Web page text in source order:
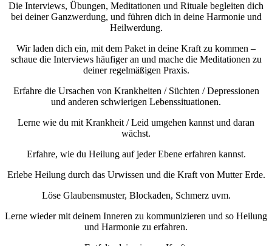
Die Interviews, Übungen, Meditationen und Rituale begleiten dich
bei deiner Ganzwerdung, und führen dich in deine Harmonie und
Heilwerdung.
Wir laden dich ein, mit dem Paket in deine Kraft zu kommen –
schaue die Interviews häufiger an und mache die Meditationen zu
deiner regelmäßigen Praxis.
Erfahre die Ursachen von Krankheiten / Süchten / Depressionen
und anderen schwierigen Lebenssituationen.
Lerne wie du mit Krankheit / Leid umgehen kannst und daran
wächst.
Erfahre, wie du Heilung auf jeder Ebene erfahren kannst.
Erlebe Heilung durch das Urwissen und die Kraft von Mutter Erde.
Löse Glaubensmuster, Blockaden, Schmerz uvm.
Lerne wieder mit deinem Inneren zu kommunizieren und so Heilung
und Harmonie zu erfahren.